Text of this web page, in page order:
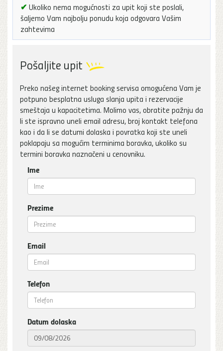
✔ Ukoliko nema mogućnosti za upit koji ste poslali,
šaljemo Vam najbolju ponudu koja odgovara Vašim
zahtevima
Pošaljite upit
Preko našeg internet booking servisa omogućena Vam je
potpuno besplatna usluga slanja upita i rezervacije
smeštaja u kapacitetima. Molimo vas, obratite pažnju da
li ste ispravno uneli email adresu, broj kontakt telefona
kao i da li se datumi dolaska i povratka koji ste uneli
poklapaju sa mogućim terminima boravka, ukoliko su
termini boravka naznačeni u cenovniku.
Ime
Prezime
Email
Telefon
Datum dolaska